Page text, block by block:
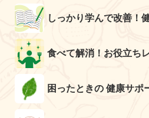
しっかり学んで改善！
食べて解消！お役立ち
困ったときの 健康サポ